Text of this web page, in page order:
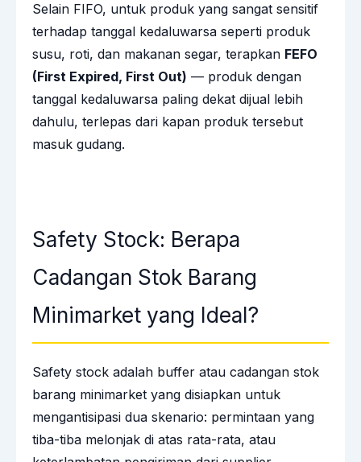
Selain FIFO, untuk produk yang sangat sensitif
terhadap tanggal kedaluwarsa seperti produk
susu, roti, dan makanan segar, terapkan FEFO
(First Expired, First Out) — produk dengan
tanggal kedaluwarsa paling dekat dijual lebih
dahulu, terlepas dari kapan produk tersebut
masuk gudang.
Safety Stock: Berapa
Cadangan Stok Barang
Minimarket yang Ideal?
Safety stock adalah buffer atau cadangan stok
barang minimarket yang disiapkan untuk
mengantisipasi dua skenario: permintaan yang
tiba-tiba melonjak di atas rata-rata, atau